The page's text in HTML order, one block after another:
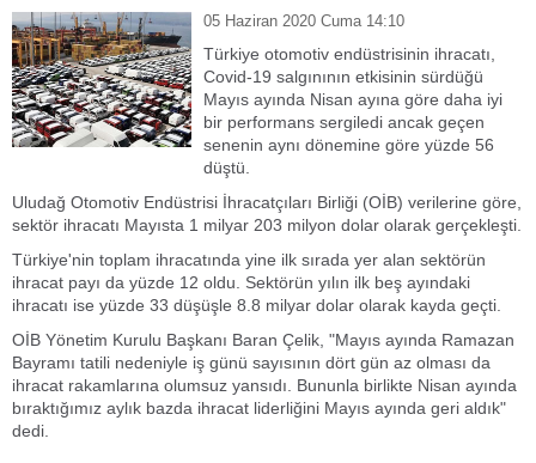
05 Haziran 2020 Cuma 14:10
Türkiye otomotiv endüstrisinin ihracatı,
Covid-19 salgınının etkisinin sürdüğü
Mayıs ayında Nisan ayına göre daha iyi
bir performans sergiledi ancak geçen
senenin aynı dönemine göre yüzde 56
düştü.
Uludağ Otomotiv Endüstrisi İhracatçıları Birliği (OİB) verilerine göre,
sektör ihracatı Mayısta 1 milyar 203 milyon dolar olarak gerçekleşti.
Türkiye'nin toplam ihracatında yine ilk sırada yer alan sektörün
ihracat payı da yüzde 12 oldu. Sektörün yılın ilk beş ayındaki
ihracatı ise yüzde 33 düşüşle 8.8 milyar dolar olarak kayda geçti.
OİB Yönetim Kurulu Başkanı Baran Çelik, "Mayıs ayında Ramazan
Bayramı tatili nedeniyle iş günü sayısının dört gün az olması da
ihracat rakamlarına olumsuz yansıdı. Bununla birlikte Nisan ayında
bıraktığımız aylık bazda ihracat liderliğini Mayıs ayında geri aldık"
dedi.